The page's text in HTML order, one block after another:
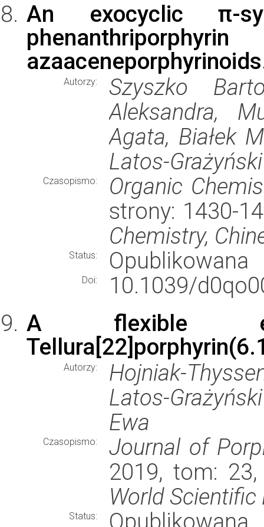
An exocyclic π-
Autorzy:
Szyszko
Aleksandra,
Agata, Białek
Latos-
Czasopismo:
Organic
strony: 1430-
Chemistry,
Status: Opublikowana
Doi:
10.1039/
A flexible
Autorzy:
Hojniak-
Latos-
Ewa
Czasopismo:
Journal of
2019, tom:
World
Status: Opublikowana